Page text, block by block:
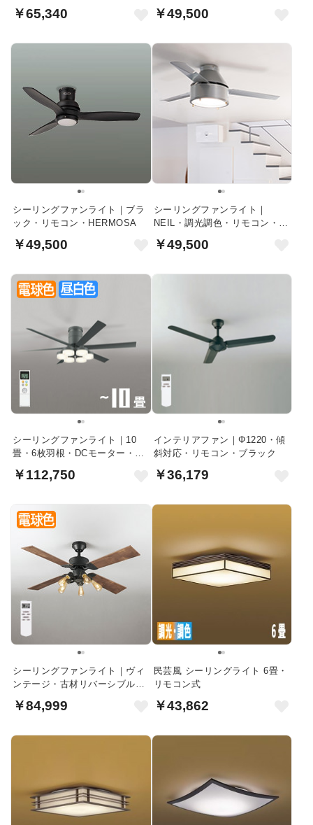
￥65,340 ￥49,500
シーリングファンライト｜ブラ
ック・リモコン・HERMOSA
￥49,500
シーリングファンライト｜
NEIL・調光調色・リモコン・ス
￥49,500
シーリングファンライト｜10
畳・6枚羽根・DCモーター・リ
￥112,750
インテリアファン｜Φ1220・傾
斜対応・リモコン・ブラック
￥36,179
シーリングファンライト｜ヴィ
ンテージ・古材リバーシブル羽
￥84,999
民芸風 シーリングライト 6畳・
リモコン式
￥43,862